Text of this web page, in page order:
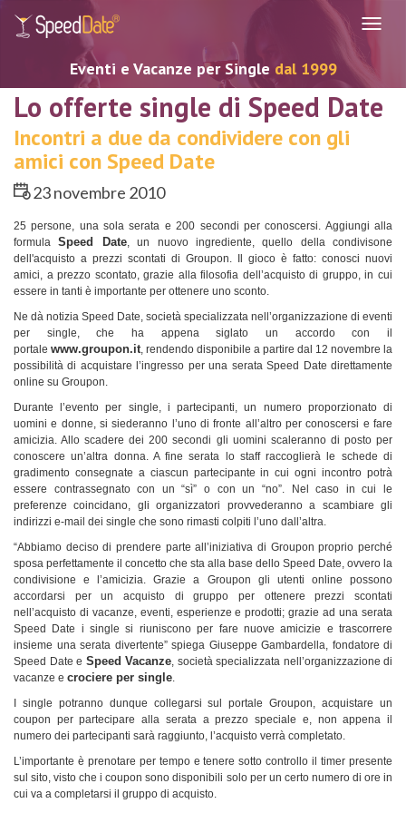
Eventi e Vacanze per Single dal 1999
Lo offerte single di Speed Date
Incontri a due da condividere con gli
amici con Speed Date
23 novembre 2010
25 persone, una sola serata e 200 secondi per conoscersi. Aggiungi alla
formulaSpeed Date, un nuovo ingrediente, quello della condivisone
dell'acquisto a prezzi scontati di Groupon. Il gioco è fatto: conosci nuovi
amici, a prezzo scontato, grazie alla filosofia dell’acquisto di gruppo, in cui
essere in tanti è importante per ottenere uno sconto.
Ne dà notizia Speed Date, società specializzata nell’organizzazione di eventi
per single, che ha appena siglato un accordo con il
portale www.groupon.it, rendendo disponibile a partire dal 12 novembre la
possibilità di acquistare l’ingresso per una serata Speed Date direttamente
online su Groupon.
Durante l’evento per single, i partecipanti, un numero proporzionato di
uomini e donne, si siederanno l’uno di fronte all’altro per conoscersi e fare
amicizia. Allo scadere dei 200 secondi gli uomini scaleranno di posto per
conoscere un’altra donna. A fine serata lo staff raccoglierà le schede di
gradimento consegnate a ciascun partecipante in cui ogni incontro potrà
essere contrassegnato con un “sì” o con un “no”. Nel caso in cui le
preferenze coincidano, gli organizzatori provvederanno a scambiare gli
indirizzi e-mail dei single che sono rimasti colpiti l’uno dall’altra.
“Abbiamo deciso di prendere parte all’iniziativa di Groupon proprio perché
sposa perfettamente il concetto che sta alla base dello Speed Date, ovvero la
condivisione e l’amicizia. Grazie a Groupon gli utenti online possono
accordarsi per un acquisto di gruppo per ottenere prezzi scontati
nell’acquisto di vacanze, eventi, esperienze e prodotti; grazie ad una serata
Speed Date i single si riuniscono per fare nuove amicizie e trascorrere
insieme una serata divertente” spiega Giuseppe Gambardella, fondatore di
Speed Date e Speed Vacanze, società specializzata nell’organizzazione di
vacanze e crociere per single.
I single potranno dunque collegarsi sul portale Groupon, acquistare un
coupon per partecipare alla serata a prezzo speciale e, non appena il
numero dei partecipanti sarà raggiunto, l’acquisto verrà completato.
L’importante è prenotare per tempo e tenere sotto controllo il timer presente
sul sito, visto che i coupon sono disponibili solo per un certo numero di ore in
cui va a completarsi il gruppo di acquisto.